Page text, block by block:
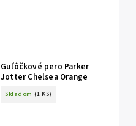
Guľôčkové pero Parker
Jotter Chelsea Orange
Skladom (1 KS)